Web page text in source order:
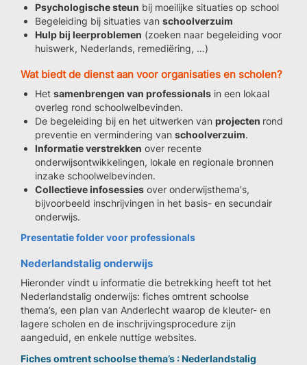
Psychologische steun bij moeilijke situaties op school
Begeleiding bij situaties van schoolverzuim
Hulp bij leerproblemen (zoeken naar begeleiding voor
huiswerk, Nederlands, remediëring, …)
Wat biedt de dienst aan voor organisaties en scholen?
Het samenbrengen van professionals in een lokaal
overleg rond schoolwelbevinden.
De begeleiding bij en het uitwerken van projecten rond
preventie en vermindering van schoolverzuim.
Informatie verstrekken over recente
onderwijsontwikkelingen, lokale en regionale bronnen
inzake schoolwelbevinden.
Collectieve infosessies over onderwijsthema's,
bijvoorbeeld inschrijvingen in het basis- en secundair
onderwijs.
Presentatie folder voor professionals
Nederlandstalig onderwijs
Hieronder vindt u informatie die betrekking heeft tot het
Nederlandstalig onderwijs: fiches omtrent schoolse
thema’s, een plan van Anderlecht waarop de kleuter- en
lagere scholen en de inschrijvingsprocedure zijn
aangeduid, en enkele nuttige websites.
Fiches omtrent schoolse thema’s : Nederlandstalig